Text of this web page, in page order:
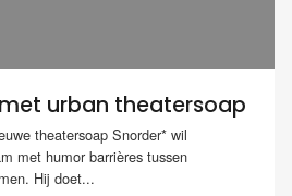
urban theatersoap
theatersoap Snorder* wil
met humor barrières tussen
Hij doet...